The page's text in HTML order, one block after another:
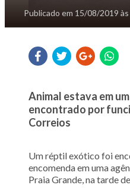
Publicado em 15/08/2019
Animal estava em
encontrado por
Correios
Um réptil exótico foi
encomenda em uma
Praia Grande, na tarde